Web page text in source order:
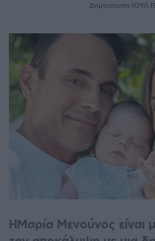
Δημοσίευση ΙΟΥΛ
ΗΜαρία Μενούνος είναι